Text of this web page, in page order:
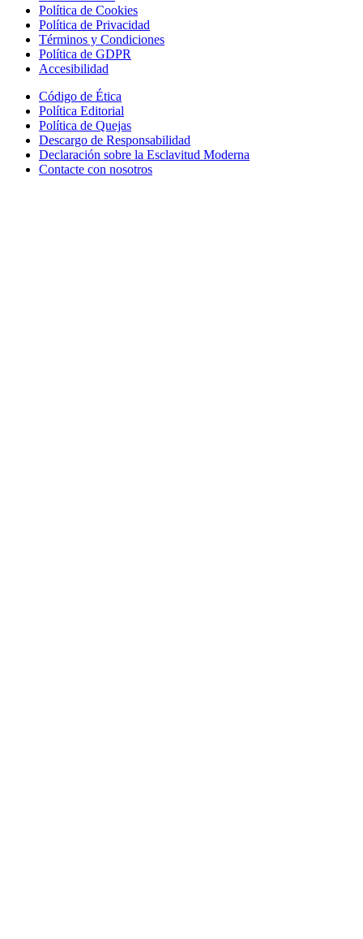
Política de Cookies
Política de Privacidad
Términos y Condiciones
Política de GDPR
Accesibilidad
Código de Ética
Política Editorial
Política de Quejas
Descargo de Responsabilidad
Declaración sobre la Esclavitud Moderna
Contacte con nosotros